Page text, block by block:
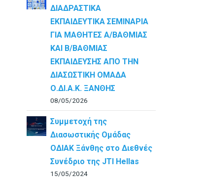
ΔΙAΔΡΑΣΤΙΚΑ
ΕΚΠΑΙΔΕΥΤΙΚΑ ΣΕΜΙΝΑΡΙΑ
ΓΙΑ ΜΑΘΗΤΕΣ Α/ΒΑΘΜΙΑΣ
ΚΑΙ Β/ΒΑΘΜΙΑΣ
ΕΚΠΑΙΔΕΥΣΗΣ ΑΠΟ ΤΗΝ
ΔΙΑΣΩΣΤΙΚΗ ΟΜΑΔΑ
Ο.ΔΙ.Α.Κ. ΞΑΝΘΗΣ
08/05/2026
Συμμετοχή της
Διασωστικής Ομάδας
ΟΔΙΑΚ Ξάνθης στο Διεθνές
Συνέδριο της JTI Hellas
15/05/2024